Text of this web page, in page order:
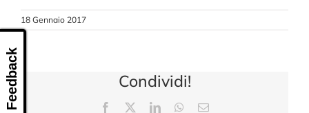
18 Gennaio 2017
Condividi!
Facebook LinkedInWhatsApp
Email
Feedback